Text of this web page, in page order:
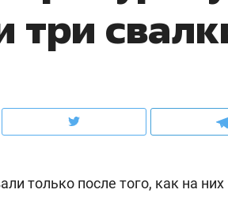
три
только после того, как на них
клиентах и чудных запросах мастеров